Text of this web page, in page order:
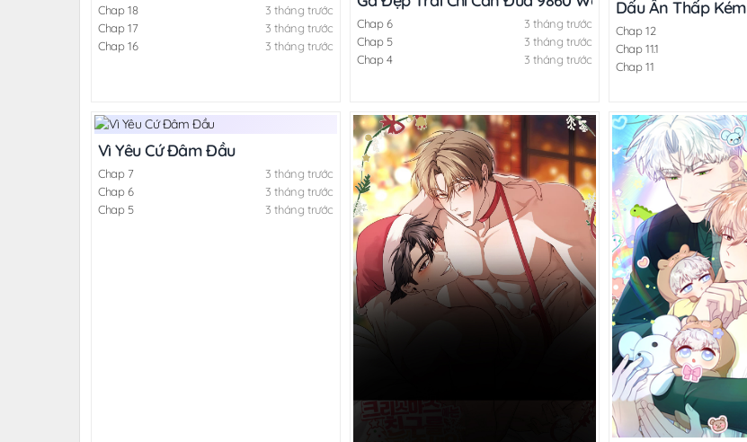
Chap 18
3 tháng trước
Chap 17
3 tháng trước
Chap 16
3 tháng trước
Chap 6
3 tháng trước
Chap 5
3 tháng trước
Chap 4
3 tháng trước
Dấu Ấn Thấp Kém
Chap 12
Chap 11.1
Chap 11
Vì Yêu Cứ Đâm Đầu
Chap 7
3 tháng trước
Chap 6
3 tháng trước
Chap 5
3 tháng trước